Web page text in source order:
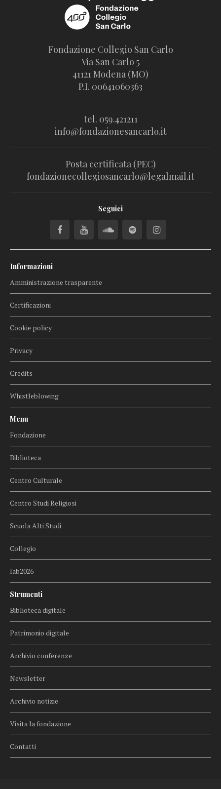
Fondazione Collegio San Carlo
Via San Carlo 5
41121 Modena (MO)
P.I. 00641060363
tel. 059.421211
info@fondazionesancarlo.it
Posta certificata (PEC)
fondazionecollegiosancarlo@legalmail.it
Seguici
Informazioni
Amministrazione trasparente
Certificazioni
Cookie policy
Privacy
Credits
Whistleblowing
Menu
Fondazione
Biblioteca
Centro Culturale
Centro Studi Religiosi
Scuola Alti Studi
Collegio
lab2026
Strumenti
Biblioteca digitale
Patrimonio digitale
Archivio conferenze
Newsletter
Archivio notizie
Visita la fondazione
Contatti